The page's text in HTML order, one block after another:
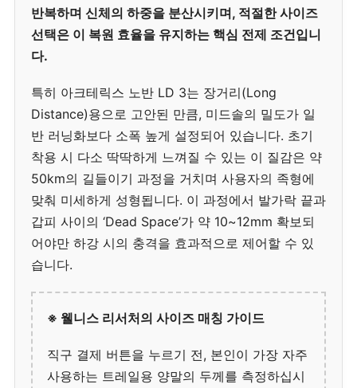
반복하며 신체의 하중을 분산시키며, 적절한 사이즈
선택은 이 복원 효율을 유지하는 핵심 전제 조건입니
다.
특히 아크테릭스 노반 LD 3는 장거리(Long
Distance)용으로 고안된 만큼, 미드솔의 밀도가 일
반 러닝화보다 소폭 높게 설정되어 있습니다. 초기
착용 시 다소 딱딱하게 느껴질 수 있는 이 질감은 약
50km의 길들이기 과정을 거치며 사용자의 족형에
맞춰 미세하게 성형됩니다. 이 과정에서 발가락 끝과
갑피 사이의 ‘Dead Space’가 약 10~12mm 확보되
어야만 하강 시의 충격을 효과적으로 제어할 수 있
습니다.
※ 웰니스 리서처의 사이즈 매칭 가이드
직구 결제 버튼을 누르기 전, 본인이 가장 자주
사용하는 트레일용 양말의 두께를 측정하십시